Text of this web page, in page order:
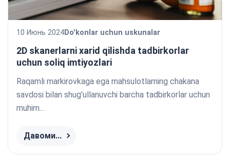
2D skanerlarni xarid qilishda tadbirkorlar
uchun soliq imtiyozlari
10 Июнь 2024Do'konlar uchun uskunalar
Raqamli markirovkaga ega mahsulotlarning chakana
savdosi bilan shug'ullanuvchi barcha tadbirkorlar uchun
muhim...
Давоми...